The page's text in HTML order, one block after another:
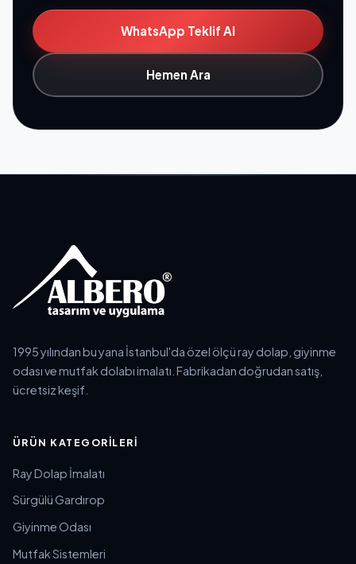
WhatsApp Teklif Al
Hemen Ara
1995 yılından bu yana İstanbul'da özel ölçü ray dolap, giyinme
odası ve mutfak dolabı imalatı. Fabrikadan doğrudan satış,
ücretsiz keşif.
ÜRÜN KATEGORILERI
Ray Dolap İmalatı
Sürgülü Gardırop
Giyinme Odası
Mutfak Sistemleri